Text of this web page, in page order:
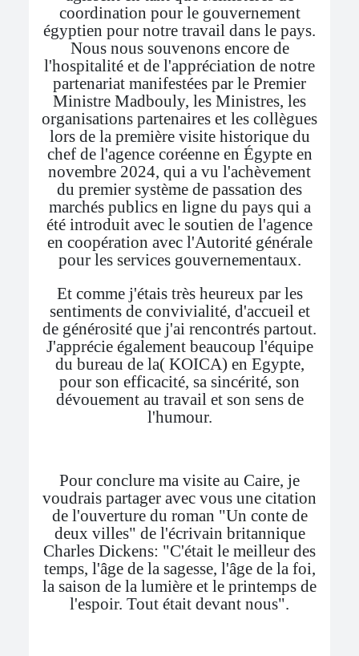
coordination pour le gouvernement
égyptien pour notre travail dans le pays.
Nous nous souvenons encore de
l'hospitalité et de l'appréciation de notre
partenariat manifestées par le Premier
Ministre Madbouly, les Ministres, les
organisations partenaires et les collègues
lors de la première visite historique du
chef de l'agence coréenne en Égypte en
novembre 2024, qui a vu l'achèvement
du premier système de passation des
marchés publics en ligne du pays qui a
été introduit avec le soutien de l'agence
en coopération avec l'Autorité générale
pour les services gouvernementaux.
Et comme j'étais très heureux par les
sentiments de convivialité, d'accueil et
de générosité que j'ai rencontrés partout.
J'apprécie également beaucoup l'équipe
du bureau de la( KOICA) en Egypte,
pour son efficacité, sa sincérité, son
dévouement au travail et son sens de
l'humour.
Pour conclure ma visite au Caire, je
voudrais partager avec vous une citation
de l'ouverture du roman "Un conte de
deux villes" de l'écrivain britannique
Charles Dickens: "C'était le meilleur des
temps, l'âge de la sagesse, l'âge de la foi,
la saison de la lumière et le printemps de
l'espoir. Tout était devant nous".